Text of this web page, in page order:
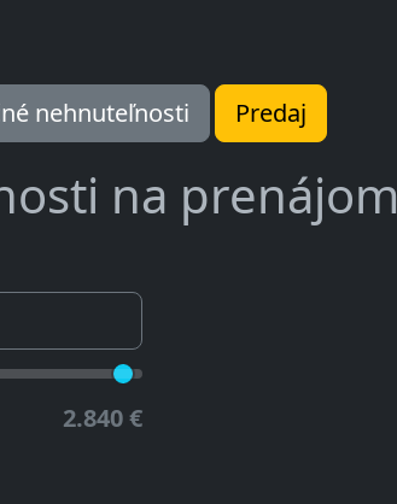
nehnuteľnosti Predaj
na prenájom
2.840 €